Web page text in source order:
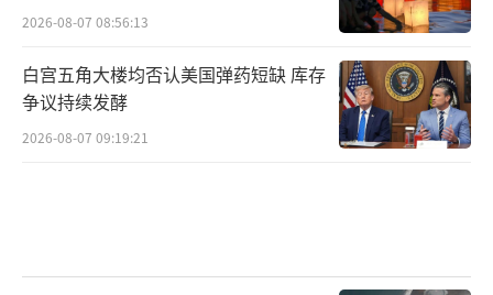
2026-08-07 08:56:13
白宫五角大楼均否认美国弹药短缺 库存
争议持续发酵
2026-08-07 09:19:21